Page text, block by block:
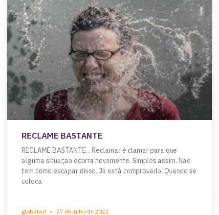
RECLAME BASTANTE
RECLAME BASTANTE .. Reclamar é clamar para que
alguma situação ocorra novamente. Simples assim. Não
tem como escapar disso. Já está comprovado: Quando se
coloca
globalwd 27 de julho de 2022